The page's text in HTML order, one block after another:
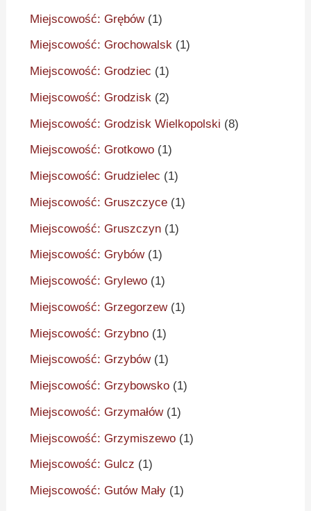
Miejscowość: Grębów(1)
Miejscowość: Grochowalsk (1)
Miejscowość: Grodziec (1)
Miejscowość: Grodzisk (2)
Miejscowość: Grodzisk Wielkopolski (8)
Miejscowość: Grotkowo (1)
Miejscowość: Grudzielec (1)
Miejscowość: Gruszczyce (1)
Miejscowość: Gruszczyn (1)
Miejscowość: Grybów(1)
Miejscowość: Grylewo (1)
Miejscowość: Grzegorzew(1)
Miejscowość: Grzybno (1)
Miejscowość: Grzybów(1)
Miejscowość: Grzybowsko (1)
Miejscowość: Grzymałów(1)
Miejscowość: Grzymiszewo (1)
Miejscowość: Gulcz (1)
Miejscowość: Gutów Mały (1)